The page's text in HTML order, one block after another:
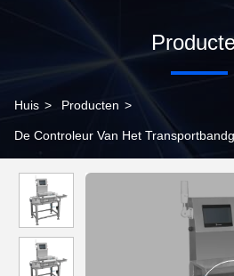
Huis > Producten >
De Controleur Van Het
Voor de voedingsindustrie